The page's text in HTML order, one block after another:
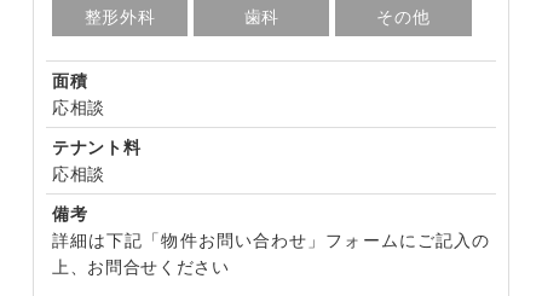
整形外科 歯科 その他
面積
応相談
テナント料
応相談
備考
詳細は下記「物件お問い合わせ」フォームにご記入の
上、お問合せください